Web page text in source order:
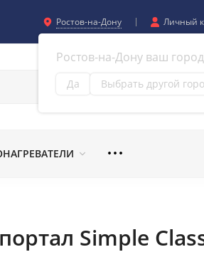
Ростов-на-Дону
Ростов-на-Дону ваш
Да Выбрать другой
Личный
Simple